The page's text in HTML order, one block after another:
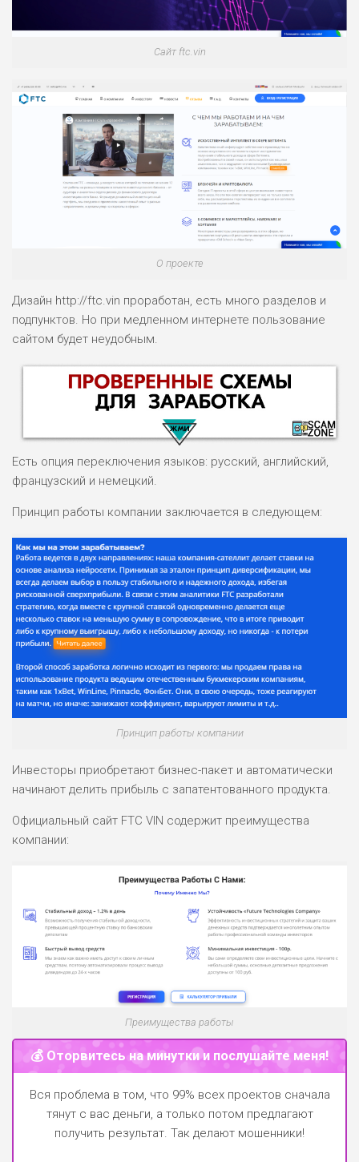
Сайт ftc.vin
О проекте
Дизайн http://ftc.vin проработан, есть много разделов и
подпунктов. Но при медленном интернете пользование
сайтом будет неудобным.
ПОДОЙДЕТ
ВСЕМ
РИСКИ: НИЗКИЕ
ДОХОД: ВЫСОКИЙ
БЮДЖЕТ: ВЫСОКИЙ
ЛЮБИТЕЛЯ
М СТАВОК
БЮДЖЕТ: НИЗКИЙ
ОБЗОР
ПОДОЙДЕТ
ДОХОД: НИЗКИЙ
ПОДОЙДЕТ
ВСЕМ
0
РИСКИ: НИЗКИЕ
ДОХОД: СРЕДНИЙ
БЮДЖЕТ: НИЗКИЙ
ОБЗОР
Есть опция переключения языков: русский, английский,
французский и немецкий.
Принцип работы компании заключается в следующем:
Принцип работы компании
Инвесторы приобретают бизнес-пакет и автоматически
начинают делить прибыль с запатентованного продукта.
Официальный сайт FTC VIN содержит преимущества
компании:
Преимущества работы
💰 Оторвитесь на минутки и послушайте меня!
Вся проблема в том, что 99% всех проектов сначала
тянут с вас деньги, а только потом предлагают
получить результат. Так делают мошенники!